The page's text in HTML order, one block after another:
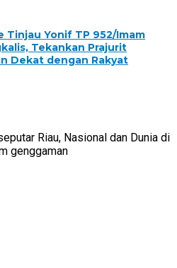
Tinjau Yonif TP 952/Imam
Tekankan Prajurit
Dekat dengan Rakyat
Riau, Nasional dan Dunia di
genggaman